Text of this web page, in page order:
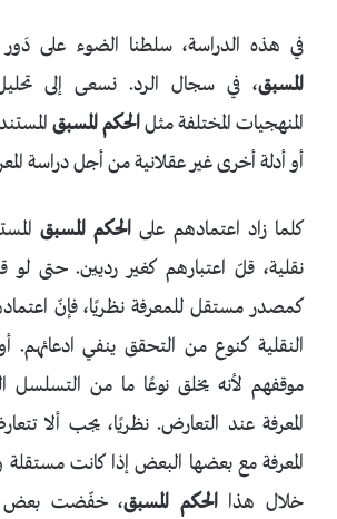
في هذه الدراسة، سلطنا الضوء على
المسبق، في سجال الرد. نسعى إلى
المنهجيات المختلفة مثلالحكم المسبق
أو أدلة أخرى غير عقلانية من أجل دراسة
كلما زاد اعتمادهم على الحكم المسبق
نقلية، قلّ اعتبارهم كغير رديين. حتى لو
كمصدر مستقل للمعرفة نظريًا، فإنّ
النقلية كنوع من التحقق ينفي ادعائهم.
موقفهم لأنه يخلق نوعًا ما من التسلسل
المعرفة عند التعارض. نظريًا، يجب ألا
المعرفة مع بعضها البعض إذا كانت
خلال هذاالحكم المسبق، خفّضت بعض